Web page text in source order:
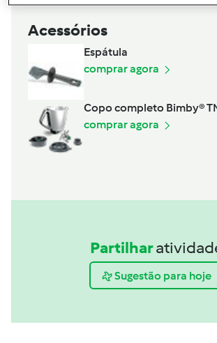
Acessórios
Espátula
comprar agora
Copo completo Bimby®
comprar agora
Partilhar
Sugestão para hoje